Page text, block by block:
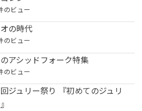
のビュー
の時代
のビュー
のアシッドフォーク特集
のビュー
ジュリー祭り 『初めてのジュリ